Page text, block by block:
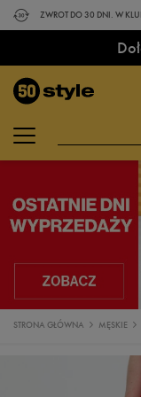
ZWROT DO 30 DNI. W
STRONA GŁÓWNA MĘSKIE